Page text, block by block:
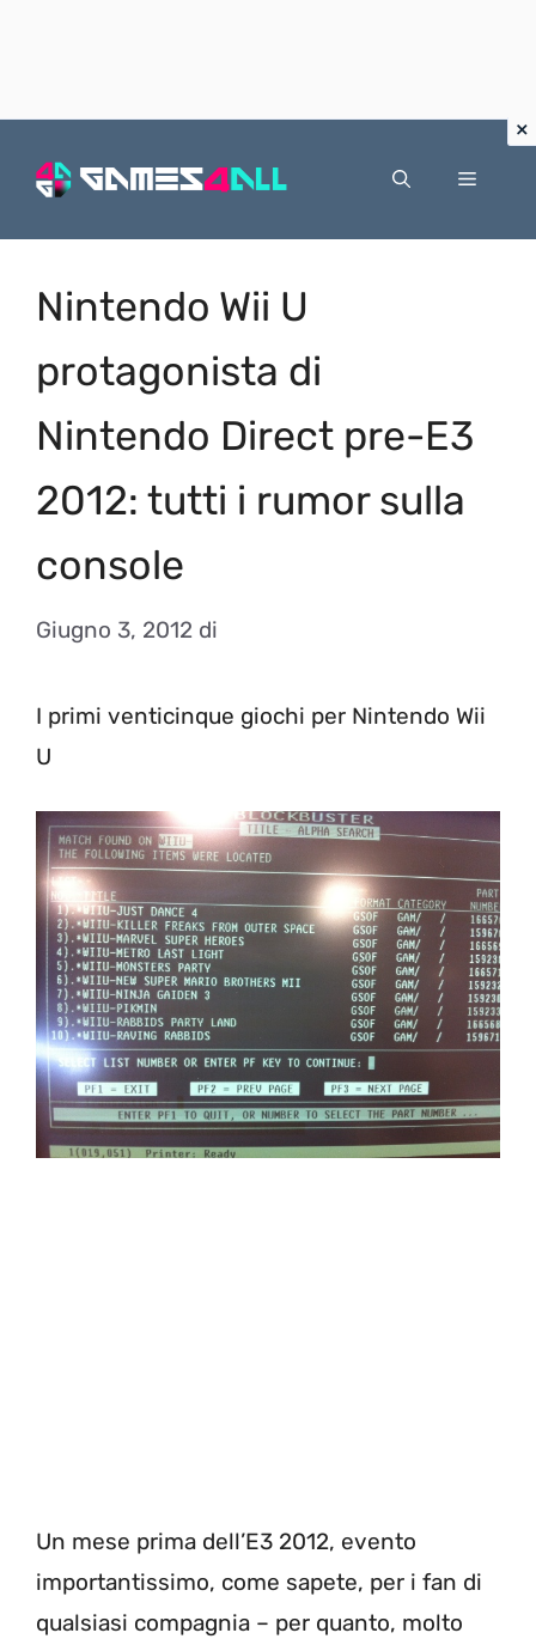
Menu
Nintendo Wii U
protagonista di
Nintendo Direct pre-E3
2012: tutti i rumor sulla
console
Giugno 3, 2012 di
I primi venticinque giochi per Nintendo Wii
U
Un mese prima dell’E3 2012, evento
importantissimo, come sapete, per i fan di
qualsiasi compagnia – per quanto, molto